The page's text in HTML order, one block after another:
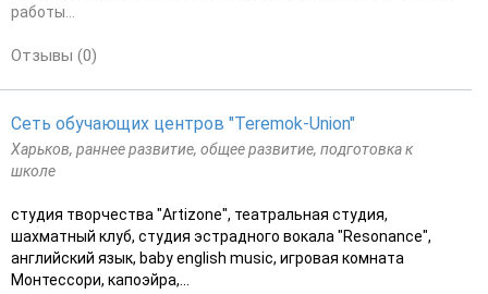
работы...
Отзывы (0)
Cеть обучающих центров "Teremok-Union"
Харьков, раннее развитие, общее развитие, подготовка к
школе
студия творчества "Artizone", театральная студия,
шахматный клуб, студия эстрадного вокала "Resonance",
английский язык, baby english music, игровая комната
Монтессори, капоэйра,...